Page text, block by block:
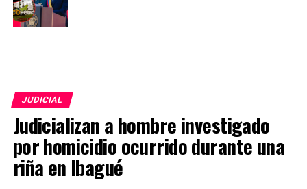
JUDICIAL
Judicializan a hombre investigado
por homicidio ocurrido durante una
riña en Ibagué